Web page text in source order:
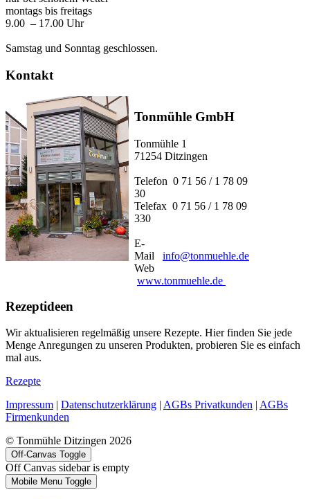
montags bis freitags
9.00 – 17.00 Uhr
Samstag und Sonntag geschlossen.
Kontakt
Tonmühle GmbH
Tonmühle 1
71254 Ditzingen
Telefon 0 71 56 / 1 78 09
30
Telefax 0 71 56 / 1 78 09
330
E-
Mail
info@tonmuehle.de
Web
www.tonmuehle.de
Rezeptideen
Wir aktualisieren regelmäßig unsere Rezepte. Hier finden Sie jede
Menge Anregungen zu unseren Produkten, probieren Sie es einfach
mal aus.
Rezepte
Impressum | Datenschutzerklärung | AGBs Privatkunden | AGBs
Firmenkunden
© Tonmühle Ditzingen 2026
Off-Canvas Toggle
Off Canvas sidebar is empty
Mobile Menu Toggle